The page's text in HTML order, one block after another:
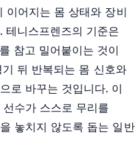
이어지는 몸 상태와 장비
테니스프렌즈의 기준은
참고 밀어붙이는 것이
뒤 반복되는 몸 신호와
로 바꾸는 것입니다. 이
수가 스스로 무리를
놓치지 않도록 돕는 일반